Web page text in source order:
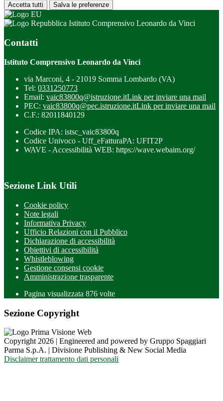
Accetta tutti Salva le preferenze
Istituto Comprensivo Leonardo da Vinci
Contatti
Istituto Comprensivo Leonardo da Vinci
via Marconi, 4 - 21019 Somma Lombardo (VA)
Tel: 0331250773
Email: vaic83800q@istruzione.itLink per inviare una mail
PEC: vaic83800q@pec.istruzione.itLink per inviare una mail
C.F.: 82011840129
Codice IPA: istsc_vaic83800q
Codice Univoco - Uff_eFatturaPA: UFIT2P
WAVE - Accessibilità WEB: https://wave.webaim.org/
Sezione Link Utili
Cookie policy
Note legali
Informativa Privacy
Ufficio Relazioni con il Pubblico
Dichiarazione di accessibilità
Obiettivi di accessibilità
Whistleblowing
Gestione consensi cookie
Amministrazione trasparente
Pagina visualizzata 876 volte
Sezione Copyright
Copyright 2026 | Engineered and powered by Gruppo Spaggiari
Parma S.p.A. | Divisione Publishing & New Social Media
Disclaimer trattamento dati personali